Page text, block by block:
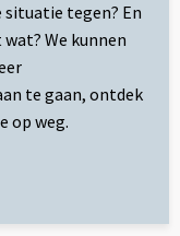
tegen? En
We kunnen
te gaan, ontdek
op weg.